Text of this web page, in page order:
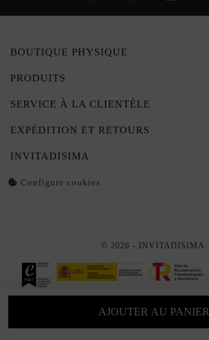
AJOUTER AU PANIER
BOUTIQUE PHYSIQUE
PRODUITS
SERVICE À LA CLIENTÈLE
EXPÉDITION ET RETOURS
INVITADISIMA
Configure cookies
© 2026 - INVITADISIMA